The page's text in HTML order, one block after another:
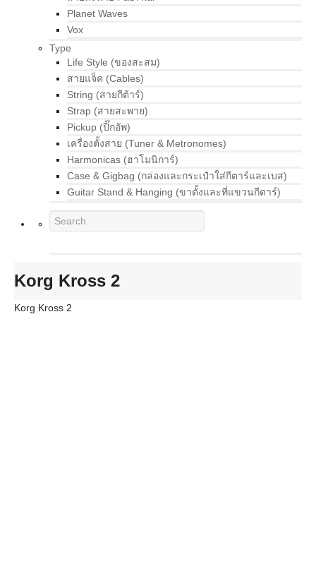
Planet Waves
Vox
Type
Life Style (ของสะสม)
สายแจ็ค (Cables)
String (สายกีต้าร์)
Strap (สายสะพาย)
Pickup (ปิ๊กอัพ)
เครื่องตั้งสาย (Tuner & Metronomes)
Harmonicas (ฮาโมนิการ์)
Case & Gigbag (กล่องและกระเป๋าใส่กีตาร์และเบส)
Guitar Stand & Hanging (ขาตั้งและที่แขวนกีตาร์)
Korg Kross 2
Korg Kross 2